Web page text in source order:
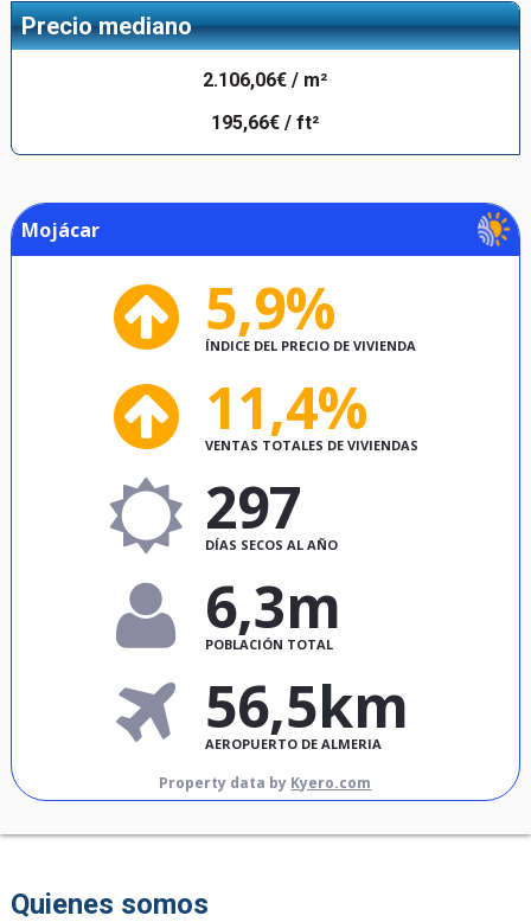
Precio mediano
2.106,06€ / m²
195,66€ / ft²
Mojácar
5,9%
ÍNDICE DEL PRECIO DE VIVIENDA
11,4%
VENTAS TOTALES DE VIVIENDAS
297
DÍAS SECOS AL AÑO
6,3m
POBLACIÓN TOTAL
56,5km
AEROPUERTO DE ALMERIA
Property data by Kyero.com
Quienes somos